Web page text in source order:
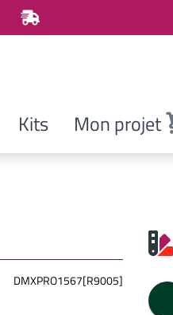
Kits Mon projet
DMXPRO1567[R9005]